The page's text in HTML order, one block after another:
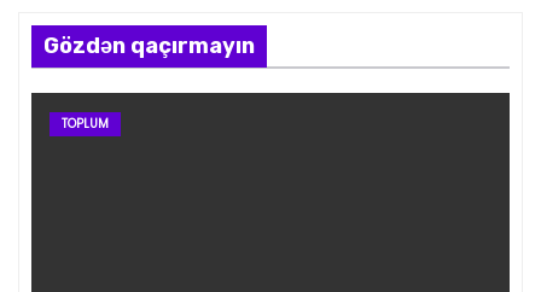
Gözdən qaçırmayın
TOPLUM